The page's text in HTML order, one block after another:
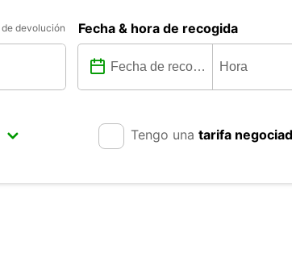
devolución Fecha & hora de recogida
Tengo una tarifa